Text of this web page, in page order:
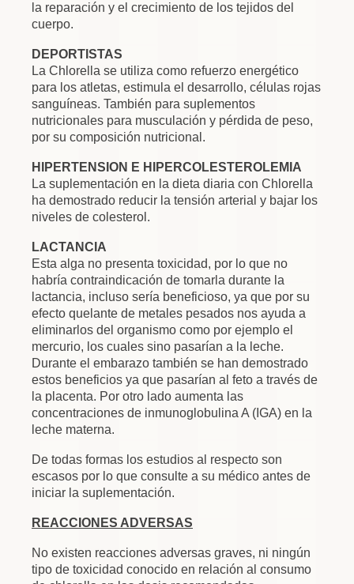
la reparación y el crecimiento de los tejidos del
cuerpo.
DEPORTISTAS
La Chlorella se utiliza como refuerzo energético
para los atletas, estimula el desarrollo, células rojas
sanguíneas. También para suplementos
nutricionales para musculación y pérdida de peso,
por su composición nutricional.
HIPERTENSION E HIPERCOLESTEROLEMIA
La suplementación en la dieta diaria con Chlorella
ha demostrado reducir la tensión arterial y bajar los
niveles de colesterol.
LACTANCIA
Esta alga no presenta toxicidad, por lo que no
habría contraindicación de tomarla durante la
lactancia, incluso sería beneficioso, ya que por su
efecto quelante de metales pesados nos ayuda a
eliminarlos del organismo como por ejemplo el
mercurio, los cuales sino pasarían a la leche.
Durante el embarazo también se han demostrado
estos beneficios ya que pasarían al feto a través de
la placenta. Por otro lado aumenta las
concentraciones de inmunoglobulina A (IGA) en la
leche materna.
De todas formas los estudios al respecto son
escasos por lo que consulte a su médico antes de
iniciar la suplementación.
REACCIONES ADVERSAS
No existen reacciones adversas graves, ni ningún
tipo de toxicidad conocido en relación al consumo